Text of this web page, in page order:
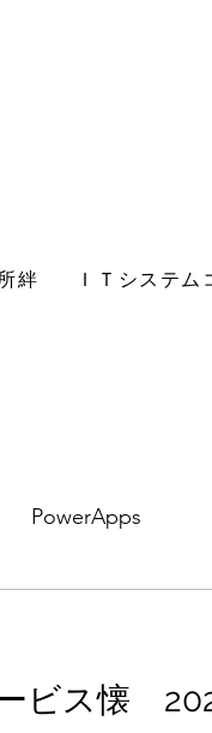
絆 ＩＴシステ
PowerApps
ビス懐